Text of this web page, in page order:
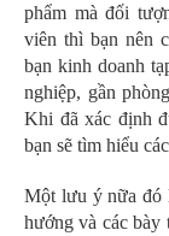
phẩm mà đối
viên thì bạn nên
bạn kinh doanh
nghiệp, gần
Khi đã xác định
bạn sẽ tìm hiểu
Một lưu ý nữa đó
hướng và các bày